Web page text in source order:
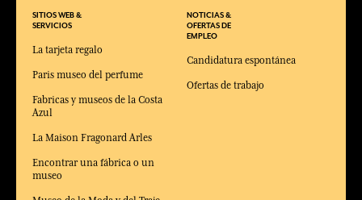
SITIOS WEB &
SERVICIOS
La tarjeta regalo
Paris museo del perfume
Fabricas y museos de la Costa
Azul
La Maison Fragonard Arles
Encontrar una fábrica o un
museo
NOTICIAS &
OFERTAS DE
EMPLEO
Candidatura espontánea
Ofertas de trabajo